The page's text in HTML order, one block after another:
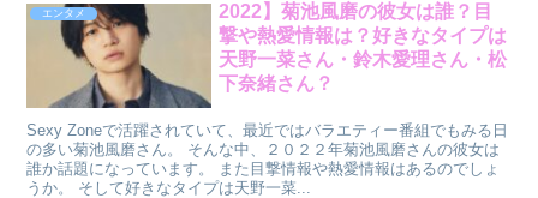
エンタメ
2022】菊池風磨の彼女は誰？目
撃や熱愛情報は？好きなタイプは
天野一菜さん・鈴木愛理さん・松
下奈緒さん？
Sexy Zoneで活躍されていて、最近ではバラエティー番組でもみる日
の多い菊池風磨さん。 そんな中、２０２２年菊池風磨さんの彼女は
誰か話題になっています。 また目撃情報や熱愛情報はあるのでしょ
うか。 そして好きなタイプは天野一菜...